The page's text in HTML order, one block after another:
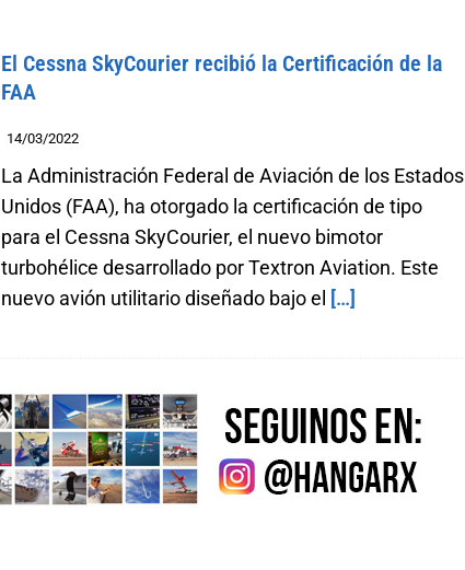
El Cessna SkyCourier recibió la Certificación de la
FAA
14/03/2022
La Administración Federal de Aviación de los Estados
Unidos (FAA), ha otorgado la certificación de tipo
para el Cessna SkyCourier, el nuevo bimotor
turbohélice desarrollado por Textron Aviation. Este
nuevo avión utilitario diseñado bajo el […]